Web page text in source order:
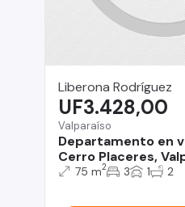
Liberona Rodríguez
Valparaíso
Departamento en
Cerro Placeres,
UF3.428,00
75 m2 3 1 2